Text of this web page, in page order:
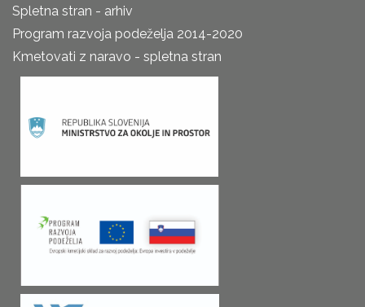
Spletna stran - arhiv
Program razvoja podeželja 2014-2020
Kmetovati z naravo - spletna stran